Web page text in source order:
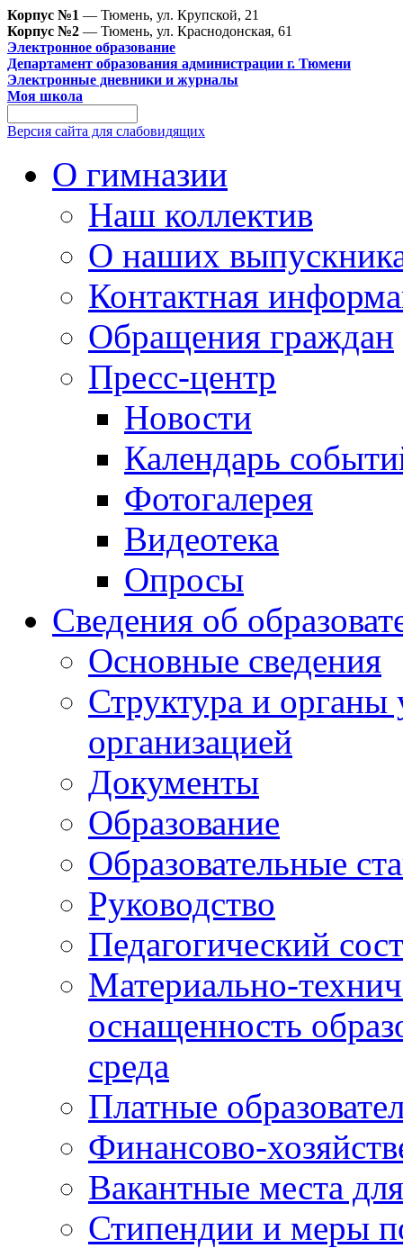
Корпус №1 — Тюмень, ул. Крупской, 21
Корпус №2 — Тюмень, ул. Краснодонская, 61
Электронное образование
Департамент образования администрации г. Тюмени
Электронные дневники и журналы
Моя школа
Версия сайта для слабовидящих
О гимназии
Наш коллектив
О наших
Контактная
Обращения граждан
Пресс-центр
Новости
Календарь
Фотогалерея
Видеотека
Опросы
Сведения об
Основные сведения
Структура и органы
организацией
Документы
Образование
Образовательные
Руководство
Педагогический
Материально-
оснащенность
среда
Платные
Финансово-
Вакантные места
Стипендии и меры